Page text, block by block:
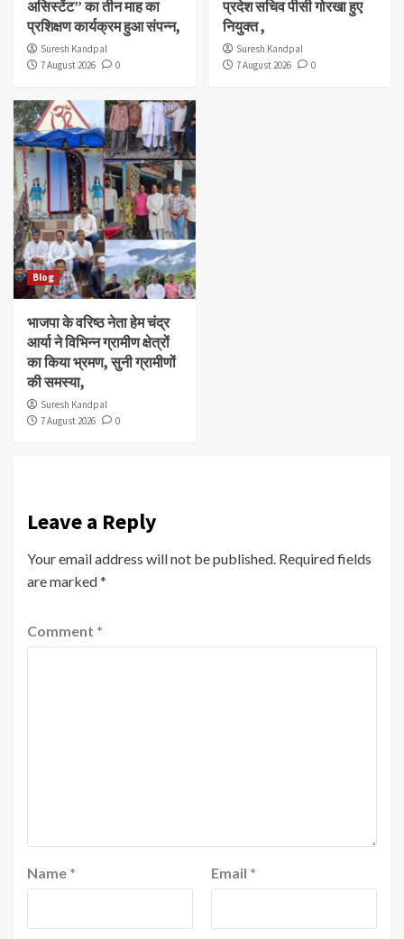
असिस्टेंट” का तीन माह का
प्रशिक्षण कार्यक्रम हुआ संपन्न,
Suresh Kandpal
7 August 2026
0
प्रदेश सचिव पीसी गोरखा हुए
नियुक्त ,
Suresh Kandpal
7 August 2026
0
Blog
भाजपा के वरिष्ठ नेता हेम चंद्र
आर्या ने विभिन्न ग्रामीण क्षेत्रों
का किया भ्रमण, सुनी ग्रामीणों
की समस्या,
Suresh Kandpal
7 August 2026
0
Leave a Reply
Your email address will not be published. Required fields
are marked*
Comment *
Name * Email *